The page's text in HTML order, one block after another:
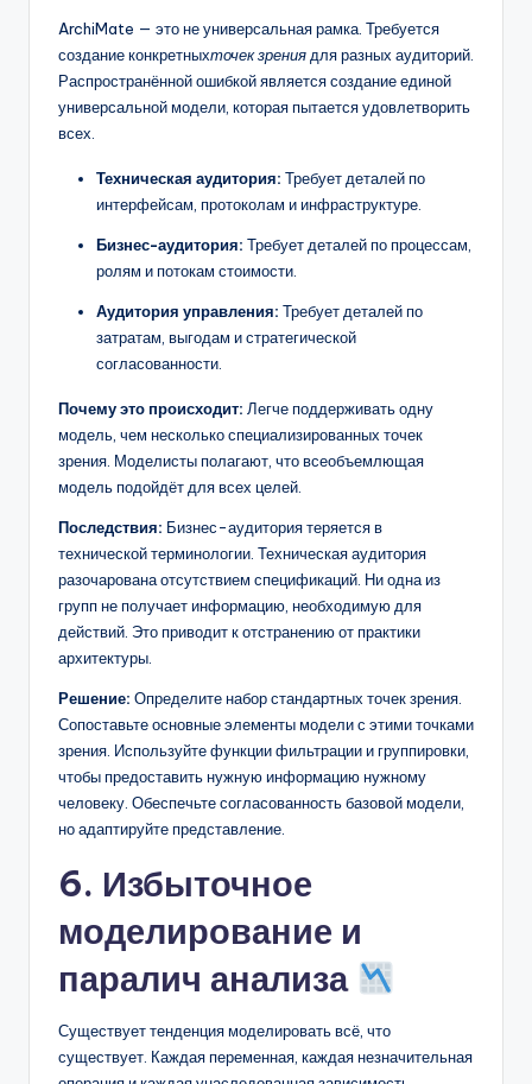
ArchiMate — это не универсальная рамка. Требуется
создание конкретныхточек зрения для разных аудиторий.
Распространённой ошибкой является создание единой
универсальной модели, которая пытается удовлетворить
всех.
Техническая аудитория: Требует деталей по
интерфейсам, протоколам и инфраструктуре.
Бизнес-аудитория: Требует деталей по процессам,
ролям и потокам стоимости.
Аудитория управления: Требует деталей по
затратам, выгодам и стратегической
согласованности.
Почему это происходит: Легче поддерживать одну
модель, чем несколько специализированных точек
зрения. Моделисты полагают, что всеобъемлющая
модель подойдёт для всех целей.
Последствия: Бизнес-аудитория теряется в
технической терминологии. Техническая аудитория
разочарована отсутствием спецификаций. Ни одна из
групп не получает информацию, необходимую для
действий. Это приводит к отстранению от практики
архитектуры.
Решение: Определите набор стандартных точек зрения.
Сопоставьте основные элементы модели с этими точками
зрения. Используйте функции фильтрации и группировки,
чтобы предоставить нужную информацию нужному
человеку. Обеспечьте согласованность базовой модели,
но адаптируйте представление.
6. Избыточное
моделирование и
паралич анализа
Существует тенденция моделировать всё, что
существует. Каждая переменная, каждая незначительная